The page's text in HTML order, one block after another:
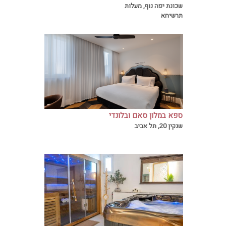
קסומה
שכונת יפה נוף, מעלות
תרשיחא
מלון סאם ובלונדי ממוקם ברחוב שנקין, בלב לבה
של תל אביב, במרחק הליכה מהמקומות הכי
ספא במלון סאם ובלונדי
שנקין 20, תל אביב